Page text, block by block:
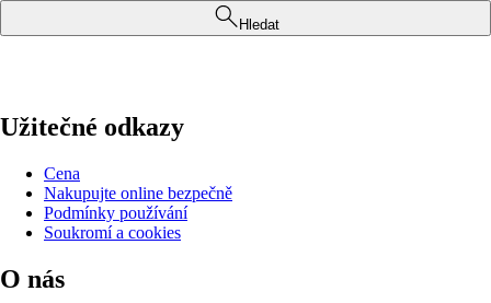
Hledat
Užitečné odkazy
Cena
Nakupujte online bezpečně
Podmínky používání
Soukromí a cookies
O nás